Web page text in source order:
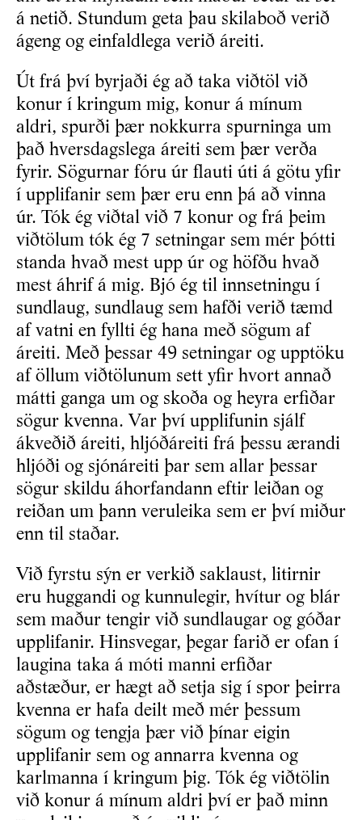
á netið. Stundum geta þau skilaboð verið
ágeng og einfaldlega verið áreiti.
Út frá því byrjaði ég að taka viðtöl við
konur í kringum mig, konur á mínum
aldri, spurði þær nokkurra spurninga um
það hversdagslega áreiti sem þær verða
fyrir. Sögurnar fóru úr flauti úti á götu yfir
í upplifanir sem þær eru enn þá að vinna
úr. Tók ég viðtal við 7 konur og frá þeim
viðtölum tók ég 7 setningar sem mér þótti
standa hvað mest upp úr og höfðu hvað
mest áhrif á mig. Bjó ég til innsetningu í
sundlaug, sundlaug sem hafði verið tæmd
af vatni en fyllti ég hana með sögum af
áreiti. Með þessar 49 setningar og upptöku
af öllum viðtölunum sett yfir hvort annað
mátti ganga um og skoða og heyra erfiðar
sögur kvenna. Var því upplifunin sjálf
ákveðið áreiti, hljóðáreiti frá þessu ærandi
hljóði og sjónáreiti þar sem allar þessar
sögur skildu áhorfandann eftir leiðan og
reiðan um þann veruleika sem er því miður
enn til staðar.
Við fyrstu sýn er verkið saklaust, litirnir
eru huggandi og kunnulegir, hvítur og blár
sem maður tengir við sundlaugar og góðar
upplifanir. Hinsvegar, þegar farið er ofan í
laugina taka á móti manni erfiðar
aðstæður, er hægt að setja sig í spor þeirra
kvenna er hafa deilt með mér þessum
sögum og tengja þær við þínar eigin
upplifanir sem og annarra kvenna og
karlmanna í kringum þig. Tók ég viðtölin
við konur á mínum aldri því er það minn